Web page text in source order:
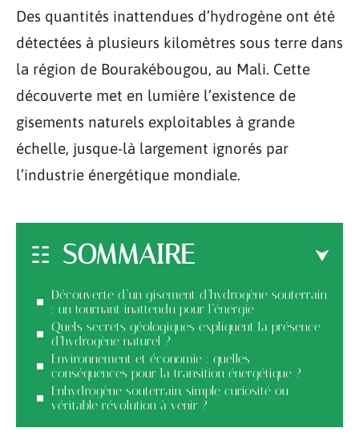
Des quantités inattendues d’hydrogène ont été
détectées à plusieurs kilomètres sous terre dans
la région de Bourakébougou, au Mali. Cette
découverte met en lumière l’existence de
gisements naturels exploitables à grande
échelle, jusque-là largement ignorés par
l’industrie énergétique mondiale.
SOMMAIRE
Découverte d’un gisement d’hydrogène souterrain
: un tournant inattendu pour l’énergie
Quels secrets géologiques expliquent la présence
d’hydrogène naturel ?
Environnement et économie : quelles
conséquences pour la transition énergétique ?
Enhydrogène souterrain, simple curiosité ou
véritable révolution à venir ?